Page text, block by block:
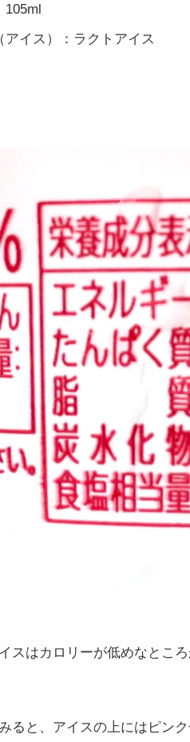
105ml
アイス）：ラクトアイス
スはカロリーが低めなとこ
ると、アイスの上にはピン